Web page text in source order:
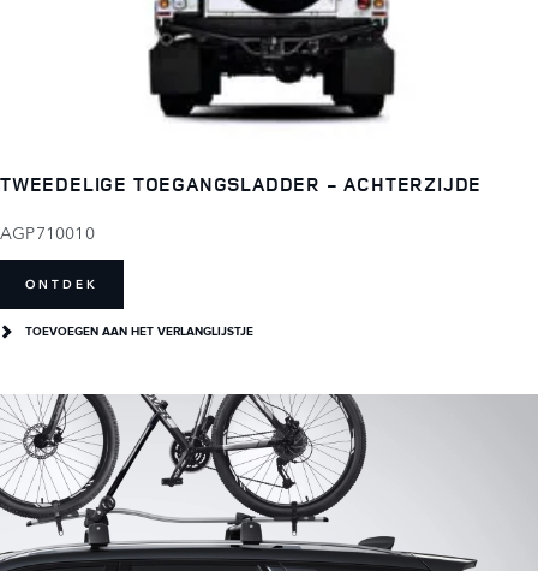
TWEEDELIGE TOEGANGSLADDER - ACHTERZIJDE
AGP710010
ONTDEK
TOEVOEGEN AAN HET VERLANGLIJSTJE